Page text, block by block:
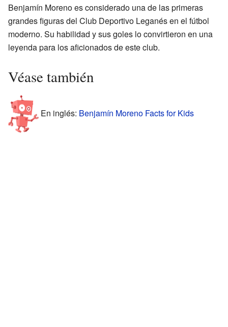
Benjamín Moreno es considerado una de las primeras
grandes figuras del Club Deportivo Leganés en el fútbol
moderno. Su habilidad y sus goles lo convirtieron en una
leyenda para los aficionados de este club.
Véase también
En inglés: Benjamín Moreno Facts for Kids